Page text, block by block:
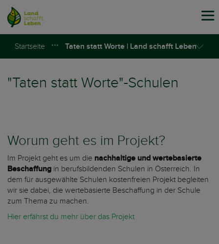
Startseite Taten statt Worte | Land schafft Leben
Taten statt Worte
"Taten statt Worte"-Schulen
Worum geht es im Projekt?
Im Projekt geht es um die nachhaltige und wertebasierte
Beschaffung in berufsbildenden Schulen in Österreich. In
dem für ausgewählte Schulen kostenfreien Projekt begleiten
wir sie dabei, die wertebasierte Beschaffung in der Schule
zum Thema zu machen.
Hier erfährst du mehr über das Projekt